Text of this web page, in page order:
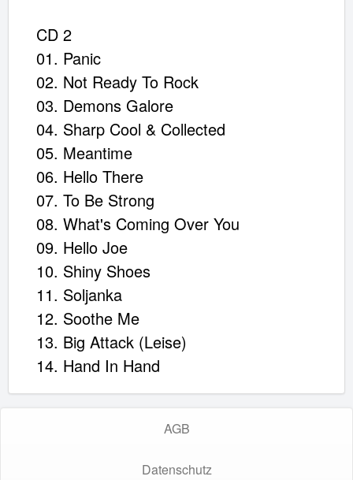
CD 2
01. Panic
02. Not Ready To Rock
03. Demons Galore
04. Sharp Cool & Collected
05. Meantime
06. Hello There
07. To Be Strong
08. What's Coming Over You
09. Hello Joe
10. Shiny Shoes
11. Soljanka
12. Soothe Me
13. Big Attack (Leise)
14. Hand In Hand
AGB
Datenschutz